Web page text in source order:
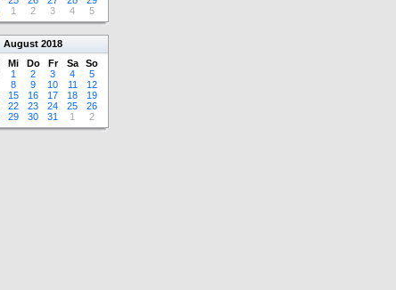
1 2 3 4 5
August 2018
Mi Do Fr Sa
So
1 2 3 4
5
8 9 10 11
12
15 16 17 18
19
22 23 24 25
26
29 30 31 1 2